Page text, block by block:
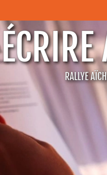
ÉCRIRE
RALLYE